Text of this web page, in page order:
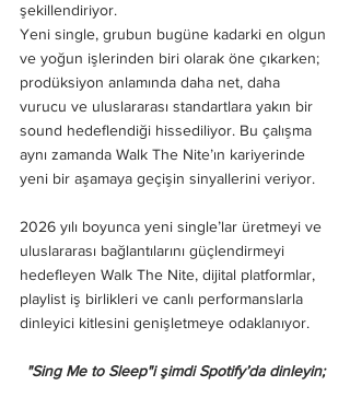
şekillendiriyor.
Yeni single, grubun bugüne kadarki en olgun
ve yoğun işlerinden biri olarak öne çıkarken;
prodüksiyon anlamında daha net, daha
vurucu ve uluslararası standartlara yakın bir
sound hedeflendiği hissediliyor. Bu çalışma
aynı zamanda Walk The Nite’ın kariyerinde
yeni bir aşamaya geçişin sinyallerini veriyor.
2026 yılı boyunca yeni single’lar üretmeyi ve
uluslararası bağlantılarını güçlendirmeyi
hedefleyen Walk The Nite, dijital platformlar,
playlist iş birlikleri ve canlı performanslarla
dinleyici kitlesini genişletmeye odaklanıyor.
"Sing Me to Sleep"i şimdi Spotify’da dinleyin;